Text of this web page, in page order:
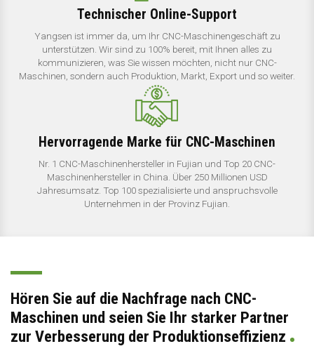
Technischer Online-Support
Yangsen ist immer da, um Ihr CNC-Maschinengeschäft zu
unterstützen. Wir sind zu 100% bereit, mit Ihnen alles zu
kommunizieren, was Sie wissen möchten, nicht nur CNC-
Maschinen, sondern auch Produktion, Markt, Export und so weiter.
Hervorragende Marke für CNC-Maschinen
Nr. 1 CNC-Maschinenhersteller in Fujian und Top 20 CNC-
Maschinenhersteller in China. Über 250 Millionen USD
Jahresumsatz. Top 100 spezialisierte und anspruchsvolle
Unternehmen in der Provinz Fujian.
Hören Sie auf die Nachfrage nach CNC-
Maschinen und seien Sie Ihr starker Partner
zur Verbesserung der Produktionseffizienz